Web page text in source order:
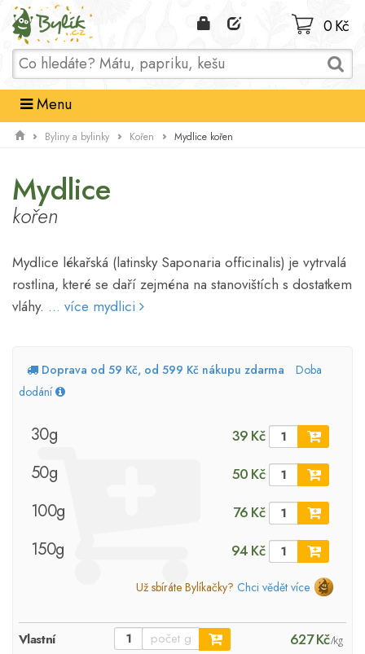
Domů
0 Kč
Menu
Byliny a bylinky Kořen Mydlice kořen
Mydlice
kořen
Mydlice lékařská (latinsky Saponaria officinalis) je vytrvalá
rostlina, které se daří zejména na stanovištích s dostatkem
vláhy. ... více mydlici
Doprava od 59 Kč, od 599 Kč nákupu zdarma
Doba
dodání
30g 39 Kč
50g 50 Kč
100g 76 Kč
150g 94 Kč
Už sbíráte Bylíkačky? Chci vědět více
Vlastní 627 Kč/kg